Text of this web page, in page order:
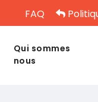
FAQ
Qui sommes
nous